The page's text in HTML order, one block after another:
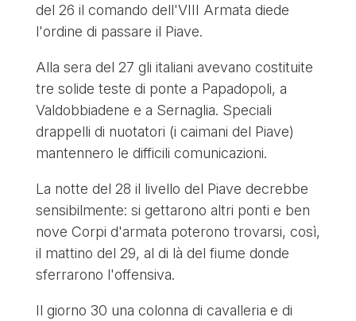
del 26 il comando dell'VIII Armata diede
l'ordine di passare il Piave.
Alla sera del 27 gli italiani avevano costituite
tre solide teste di ponte a Papadopoli, a
Valdobbiadene e a Sernaglia. Speciali
drappelli di nuotatori (i caimani del Piave)
mantennero le difficili comunicazioni.
La notte del 28 il livello del Piave decrebbe
sensibilmente: si gettarono altri ponti e ben
nove Corpi d'armata poterono trovarsi, così,
il mattino del 29, al di là del fiume donde
sferrarono l'offensiva.
Il giorno 30 una colonna di cavalleria e di